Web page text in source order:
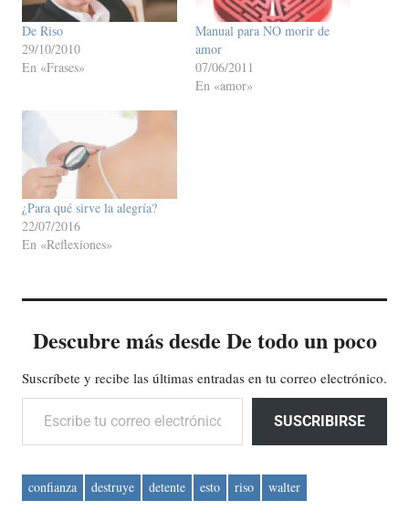
De Riso
29/10/2010
En «Frases»
Manual para NO morir de
amor
07/06/2011
En «amor»
¿Para qué sirve la alegría?
22/07/2016
En «Reflexiones»
Descubre más desde De todo un poco
Suscríbete y recibe las últimas entradas en tu correo electrónico.
Escribe tu correo electrónico…
SUSCRIBIRSE
confianza destruye detente esto riso walter